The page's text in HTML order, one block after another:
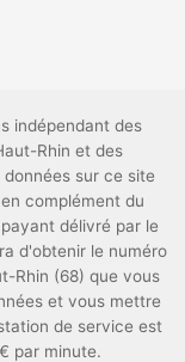
indépendant des
Rhin et des
sur ce site
complément du
délivré par le
d'obtenir le numéro
Rhin (68) que vous
et vous mettre
de service est
par minute.